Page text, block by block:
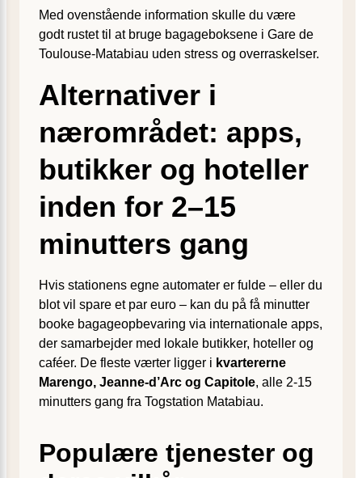
Med ovenstående information skulle du være
godt rustet til at bruge bagageboksene i Gare de
Toulouse-Matabiau uden stress og overraskelser.
Alternativer i
nærområdet: apps,
butikker og hoteller
inden for 2–15
minutters gang
Hvis stationens egne automater er fulde – eller du
blot vil spare et par euro – kan du på få minutter
booke bagageopbevaring via internationale apps,
der samarbejder med lokale butikker, hoteller og
caféer. De fleste værter ligger i kvartererne
Marengo, Jeanne-d’Arc og Capitole, alle 2-15
minutters gang fra Togstation Matabiau.
Populære tjenester og